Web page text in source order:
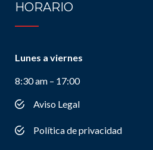
HORARIO
Lunes a viernes
8:30 am – 17:00
Aviso Legal
Política de privacidad